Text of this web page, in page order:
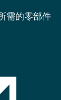
需的零部件